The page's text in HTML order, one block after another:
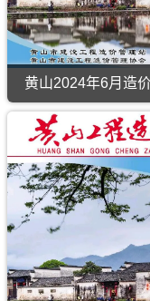
黄山2024年6月造